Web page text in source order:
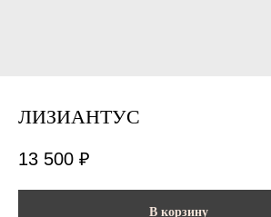
ЛИЗИАНТУС
13 500 ₽
В корзину
РЕКОМЕНДУЕМ
ПОДАРКИ ОТ FLOWER LAB